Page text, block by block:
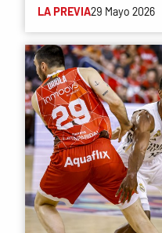
LA PREVIA29 Mayo 2026